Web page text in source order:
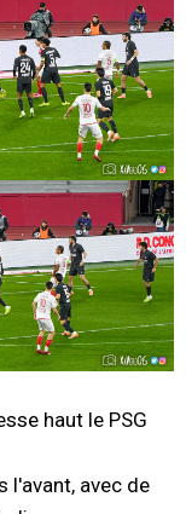
haut le PSG
l'avant, avec de